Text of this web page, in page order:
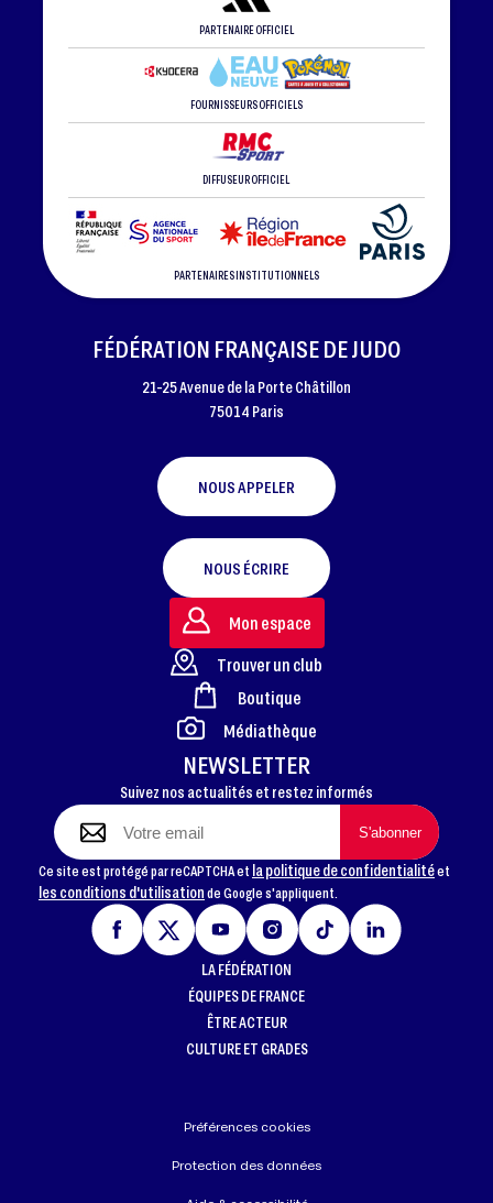
PARTENAIRE OFFICIEL
FOURNISSEURS OFFICIELS
DIFFUSEUR OFFICIEL
PARTENAIRES INSTITUTIONNELS
FOOTER
FÉDÉRATION FRANÇAISE DE JUDO
21-25 Avenue de la Porte Châtillon
75014 Paris
NOUS APPELER
NOUS ÉCRIRE
NEWSLETTER
Suivez nos actualités et restez informés
Ce site est protégé par reCAPTCHA et la politique de confidentialitéet
les conditions d'utilisationde Google s'appliquent.
Mon espace
Trouver un club
Boutique
Médiathèque
LA FÉDÉRATION
ÉQUIPES DE FRANCE
ÊTRE ACTEUR
CULTURE ET GRADES
Préférences cookies
Protection des données